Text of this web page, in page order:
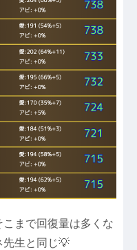
まで回復量は多くな
先生と同じ💡